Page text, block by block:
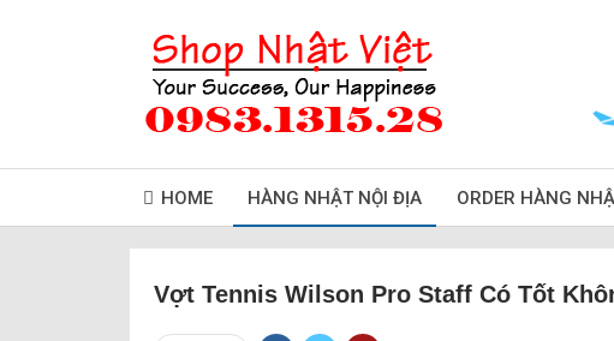
HOME HÀNG NHẬT NỘI ĐỊA ORDER HÀNG
Vợt Tennis Wilson Pro Staff Có Tốt